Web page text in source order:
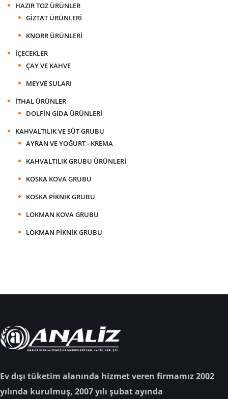
HAZIR TOZ ÜRÜNLER
GIZTAT ÜRÜNLERI
KNORR ÜRÜNLERI
İÇECEKLER
ÇAY VE KAHVE
MEYVE SULARI
İTHAL ÜRÜNLER
DOLFIN GIDA ÜRÜNLERI
KAHVALTILIK VE SÜT GRUBU
AYRAN VE YOĞURT - KREMA
KAHVALTILIK GRUBU ÜRÜNLERI
KOSKA KOVA GRUBU
KOSKA PIKNIK GRUBU
LOKMAN KOVA GRUBU
LOKMAN PIKNIK GRUBU
Ev dışı tüketim alanında hizmet veren firmamız 2002
yılında kurulmuş, 2007 yılı şubat ayında